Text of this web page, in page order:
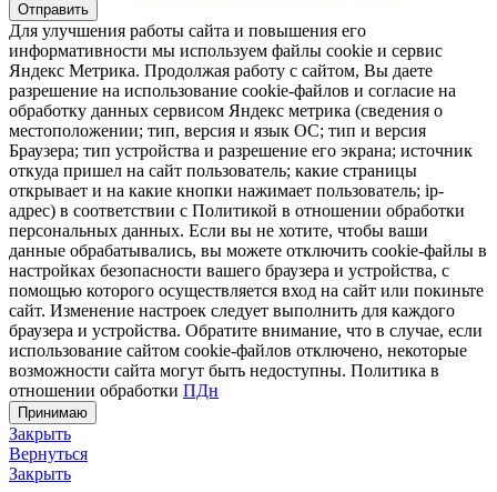
Отправить
Для улучшения работы сайта и повышения его
информативности мы используем файлы cookie и сервис
Яндекс Метрика. Продолжая работу с сайтом, Вы даете
разрешение на использование cookie-файлов и согласие на
обработку данных сервисом Яндекс метрика (сведения о
местоположении; тип, версия и язык ОС; тип и версия
Браузера; тип устройства и разрешение его экрана; источник
откуда пришел на сайт пользователь; какие страницы
открывает и на какие кнопки нажимает пользователь; ip-
адрес) в соответствии с Политикой в отношении обработки
персональных данных. Если вы не хотите, чтобы ваши
данные обрабатывались, вы можете отключить cookie-файлы в
настройках безопасности вашего браузера и устройства, с
помощью которого осуществляется вход на сайт или покиньте
сайт. Изменение настроек следует выполнить для каждого
браузера и устройства. Обратите внимание, что в случае, если
использование сайтом cookie-файлов отключено, некоторые
возможности сайта могут быть недоступны. Политика в
отношении обработки ПДн
Принимаю
Закрыть
Вернуться
Закрыть